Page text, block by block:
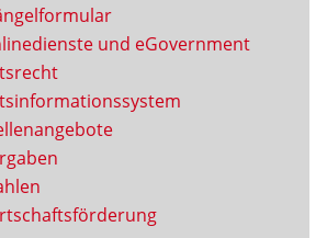
und eGovernment